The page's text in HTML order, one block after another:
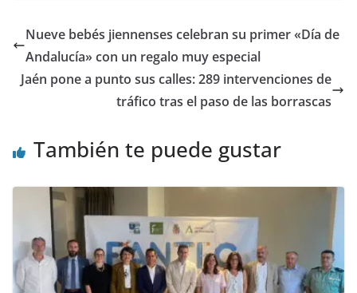
Nueve bebés jiennenses celebran su primer «Día de
Andalucía» con un regalo muy especial
Jaén pone a punto sus calles: 289 intervenciones de
tráfico tras el paso de las borrascas
También te puede gustar